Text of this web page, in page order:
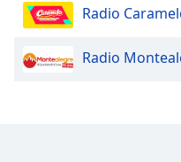
Radio
Radio